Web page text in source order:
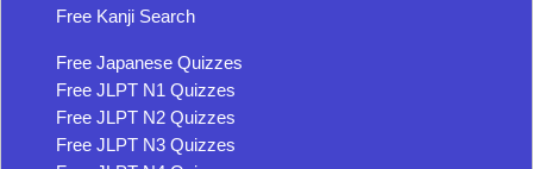
Free Kanji Search
Free Japanese Quizzes
Free JLPT N1 Quizzes
Free JLPT N2 Quizzes
Free JLPT N3 Quizzes